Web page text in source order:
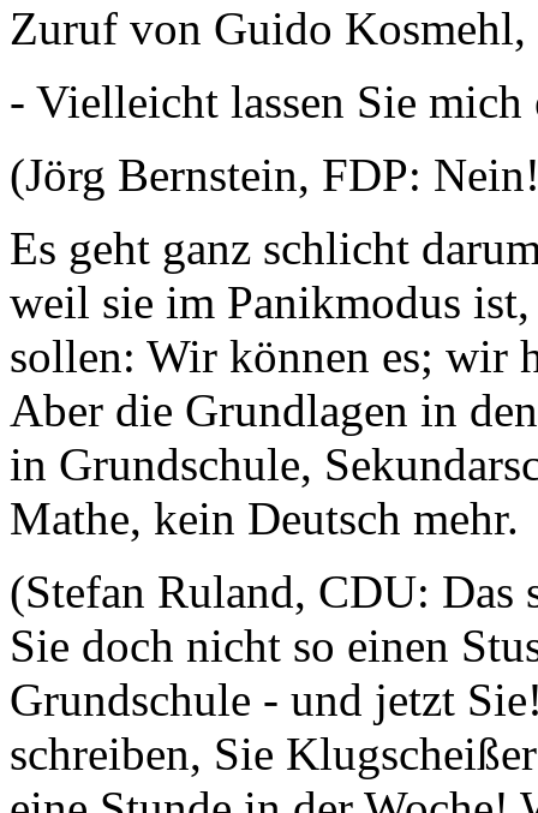
Zuruf von Guido Kosmehl,
- Vielleicht lassen Sie
(Jörg Bernstein, FDP:
Es geht ganz schlicht
weil sie im Panikmodus
sollen: Wir können es; wir
Aber die Grundlagen in
in Grundschule,
Mathe, kein Deutsch mehr.
(Stefan Ruland, CDU:
Sie doch nicht so einen
Grundschule - und jetzt
schreiben, Sie